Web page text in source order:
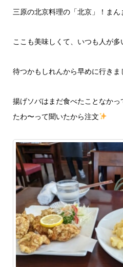
三原の北京料理の「北京」！まん
ここも美味しくて、いつも人が多
待つかもしれんから早めに行きま
揚げソバはまだ食べたことなか
たわ〜って聞いたから注文